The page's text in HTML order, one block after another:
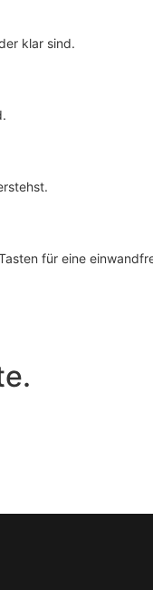
klar sind.
für eine